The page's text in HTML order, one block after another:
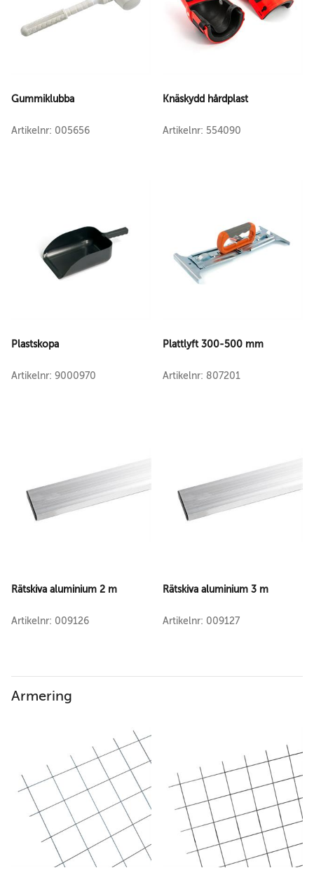
Gummiklubba
Artikelnr: 005656
Knäskydd hårdplast
Artikelnr: 554090
Plastskopa
Artikelnr: 9000970
Plattlyft 300-500 mm
Artikelnr: 807201
Rätskiva aluminium 2 m
Artikelnr: 009126
Rätskiva aluminium 3 m
Artikelnr: 009127
Armering